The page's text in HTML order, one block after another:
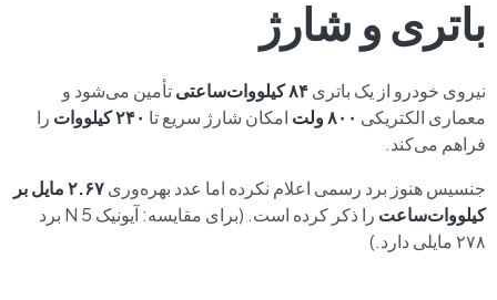
باتری و شارژ
نیروی خودرو از یک باتری۸۴ کیلووات‌ساعتی
تأمین می‌شود و
معماری الکتریکی ۸۰۰ ولت امکان شارژ سریع تا ۲۴۰ کیلووات
را
فراهم می‌کند.
جنسیس هنوز برد رسمی اعلام نکرده اما عدد بهره‌وری
۲.۶۷ مایل بر
کیلووات‌ساعت
را ذکر کرده است. (برای مقایسه: آیونیک 5 N برد
۲۷۸ مایلی دارد.)